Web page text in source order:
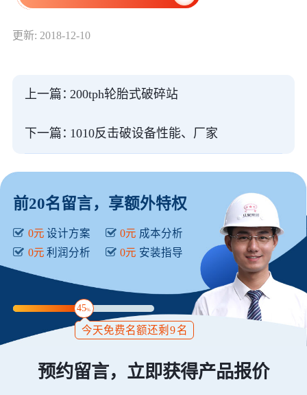
更新: 2018-12-10
上一篇：200tph轮胎式破碎站
下一篇：1010反击破设备性能、厂家
前20名留言，享额外特权
0元 设计方案 0元 成本分析
0元 利润分析 0元 安装指导
45%
今天免费名额还剩 9名
预约留言，立即获得产品报价